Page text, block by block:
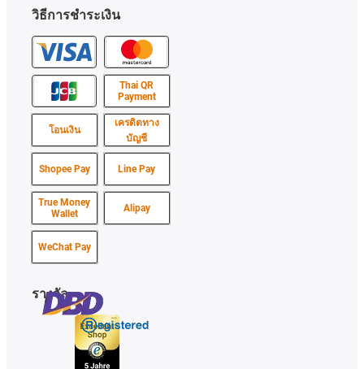
วิธีการชำระเงิน
Thai QR
Payment
โอนเงิน
เครดิตทาง
บัญชี
Shopee Pay Line Pay
True Money
Wallet
Alipay
WeChat Pay
รางวัล